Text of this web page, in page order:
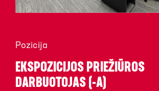
Pozicija
EKSPOZICIJOS PRIEŽIŪROS
DARBUOTOJAS (-A)